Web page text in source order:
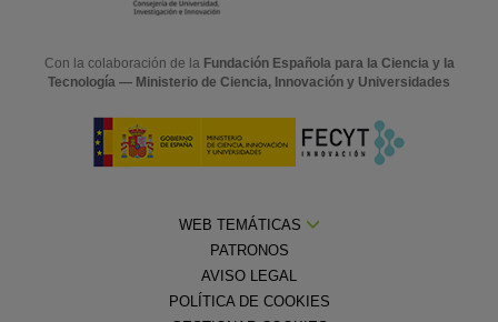
Con la colaboración de la Fundación Española para la Ciencia y la
Tecnología — Ministerio de Ciencia, Innovación y Universidades
WEB TEMÁTICAS
PATRONOS
AVISO LEGAL
POLÍTICA DE COOKIES